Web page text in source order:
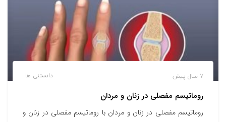
دانستنی ها 7 سال پیش
روماتیسم مفصلی در زنان و مردان
روماتیسم مفصلی در زنان و مردان با روماتیسم مفصلی در زنان و